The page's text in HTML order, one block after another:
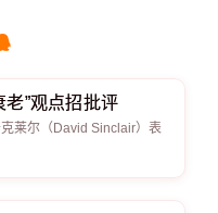
老”观点招批评
莱尔（David Sinclair）表